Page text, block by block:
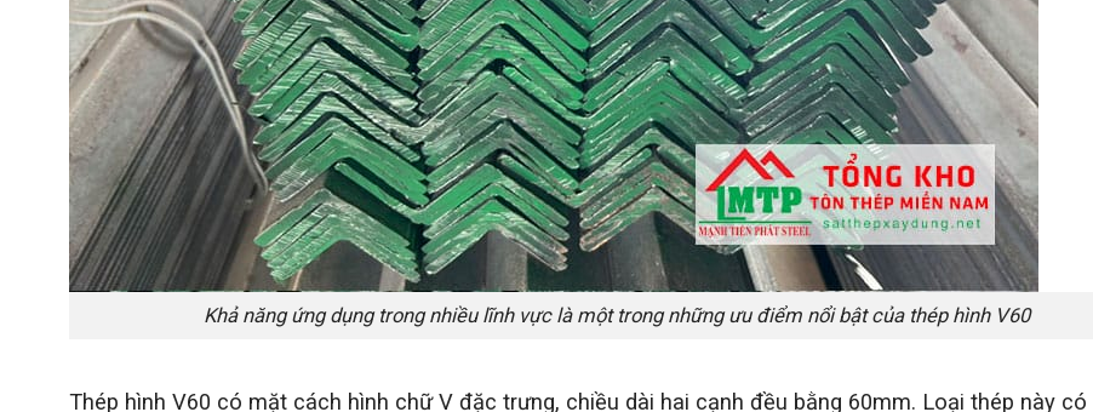
Khả năng ứng dụng trong nhiều lĩnh vực là một trong những ưu điểm nổi bật của thép hình V60
Thép hình V60 có mặt cách hình chữ V đặc trưng, chiều dài hai cạnh đều bằng 60mm. Loại thép này có